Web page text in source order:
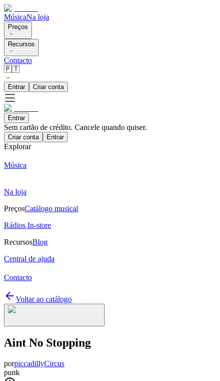
MúsicaNa loja
Preços
Recursos
Contacto
🇵🇹
Entrar Criar conta
Entrar
Sem cartão de crédito. Cancele quando quiser.
Criar conta Entrar
Explorar
Música
Na loja
PreçosCatálogo musical
Rádios In-store
RecursosBlog
Central de ajuda
Contacto
Voltar ao catálogo
Aint No Stopping
porpiccadillyCircus
punk